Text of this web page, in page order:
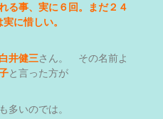
る事、実に６回。まだ２４
に惜しい。
井健三さん。 その名前よ
と言った方が
多いのでは。